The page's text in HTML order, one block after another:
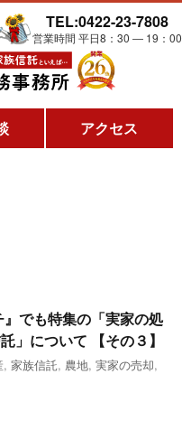
TEL:0422-23-7808
営業時間 平日8：30 ― 19：00
アクセス
でも特集の「実家の処
」について 【その３】
, 家族信託, 農地, 実家の売却,